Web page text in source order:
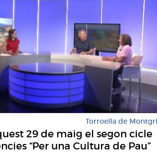
Torroella de Montgrí
29 de maig el segon cicle
“Per una Cultura de Pau”